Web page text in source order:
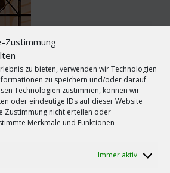
Zustimmung
zu bieten, verwenden wir Technologien
zu speichern und/oder darauf
Technologien zustimmen, können wir
oder eindeutige IDs auf dieser Website
Zustimmung nicht erteilen oder
Merkmale und Funktionen
Immer aktiv
– das war doch mal so ein
1 war Konrad Adenauer und
2 Martin Luther.
nicht träumen lassen, der kleine
mit den Großen angelegt,
und Kaiser. Und nicht etwa